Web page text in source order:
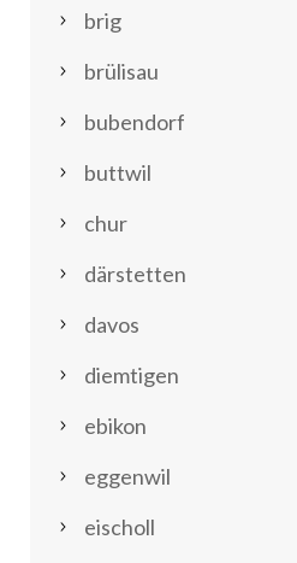
brig
brülisau
bubendorf
buttwil
chur
därstetten
davos
diemtigen
ebikon
eggenwil
eischoll